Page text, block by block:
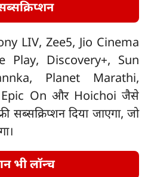
LIV, Zee5, Jio Cinema
Play, Discovery+, Sun
Planet Marathi,
Epic On और Hoichoi जैसे
सब्सक्रिप्शन दिया जाएगा, जो
भी लॉन्च